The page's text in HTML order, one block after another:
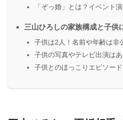
「ぞっ婚」とは？イベント
三山ひろしの家族構成と子供
子供は2人！名前や年齢は非
子供の写真やテレビ出演はあ
子供とのほっこりエピソード